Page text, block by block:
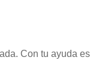
Con tu ayuda es